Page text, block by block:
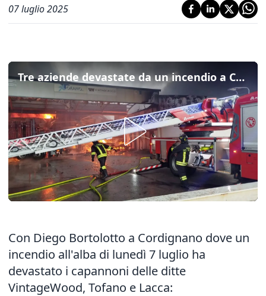
07 luglio 2025
Tre aziende devastate da un incendio a Cordignano, il video racconto
Con Diego Bortolotto a Cordignano dove un
incendio all'alba di lunedì 7 luglio ha
devastato i capannoni delle ditte
VintageWood, Tofano e Lacca: